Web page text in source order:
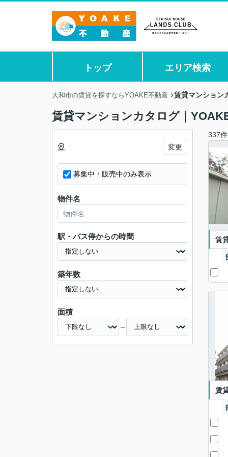
トップ エリア検索
大和市の賃貸を探すならYOAKE不動産 賃貸マンション
賃貸マンションカタログ｜
変更
募集中・販売中のみ表示
物件名
駅・バス停からの時間
築年数
面積
～
337件
賃
賃